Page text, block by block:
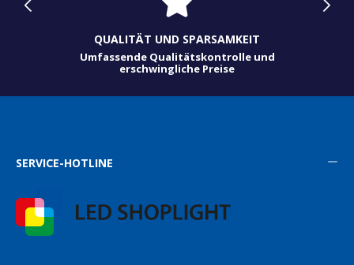
QUALITÄT UND SPARSAMKEIT
Umfassende Qualitätskontrolle und
erschwingliche Preise
SERVICE-HOTLINE